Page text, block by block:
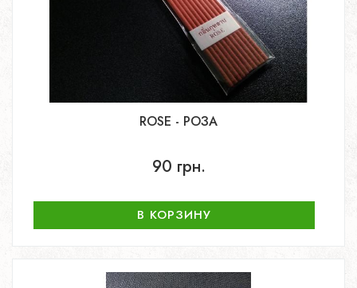
ROSE - РОЗА
90 грн.
В КОРЗИНУ